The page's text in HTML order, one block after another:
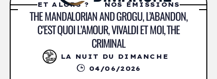
ET ALORS ? NOS ÉMISSIONS
THE MANDALORIAN AND GROGU, L’ABANDON,
C’EST QUOI L’AMOUR, VIVALDI ET MOI, THE
CRIMINAL
LA NUIT DU DIMANCHE
04/06/2026